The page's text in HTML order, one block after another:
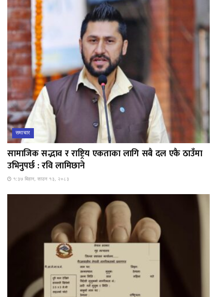
समाचार
सामाजिक सद्भाव र राष्ट्रिय एकताका लागि सबै दल एकै ठाउँमा
उभिनुपर्छ : रवि लामिछाने
१:३७ बिहान, साउन १३, २०८३